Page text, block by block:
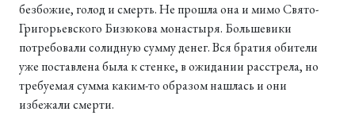
безбожие, голод и смерть. Не прошла она и мимо Свято-
Григорьевского Бизюкова монастыря. Большевики
потребовали солидную сумму денег. Вся братия обители
уже поставлена была к стенке, в ожидании расстрела, но
требуемая сумма каким-то образом нашлась и они
избежали смерти.